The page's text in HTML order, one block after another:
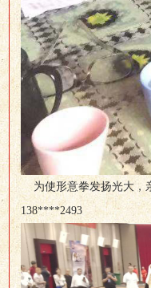
为使形意拳发扬光大，
138****2493